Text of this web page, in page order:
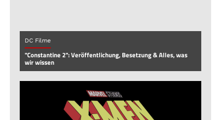
DC Filme
"Constantine 2": Veröffentlichung, Besetzung & Alles, was
wir wissen